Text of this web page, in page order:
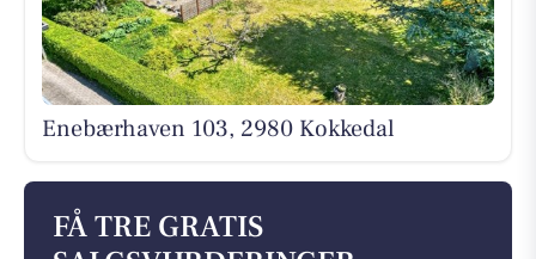
Enebærhaven 103, 2980 Kokkedal
FÅ TRE GRATIS